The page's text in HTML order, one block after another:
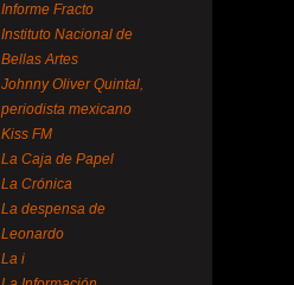
Informe Fracto
Instituto Nacional de
Bellas Artes
Johnny Oliver Quintal,
periodista mexicano
Kiss FM
La Caja de Papel
La Crónica
La despensa de
Leonardo
La i